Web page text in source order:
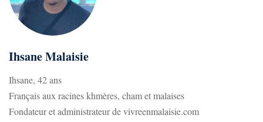
Ihsane Malaisie
Ihsane, 42 ans
Français aux racines khmères, cham et malaises
Fondateur et administrateur de vivreenmalaisie.com